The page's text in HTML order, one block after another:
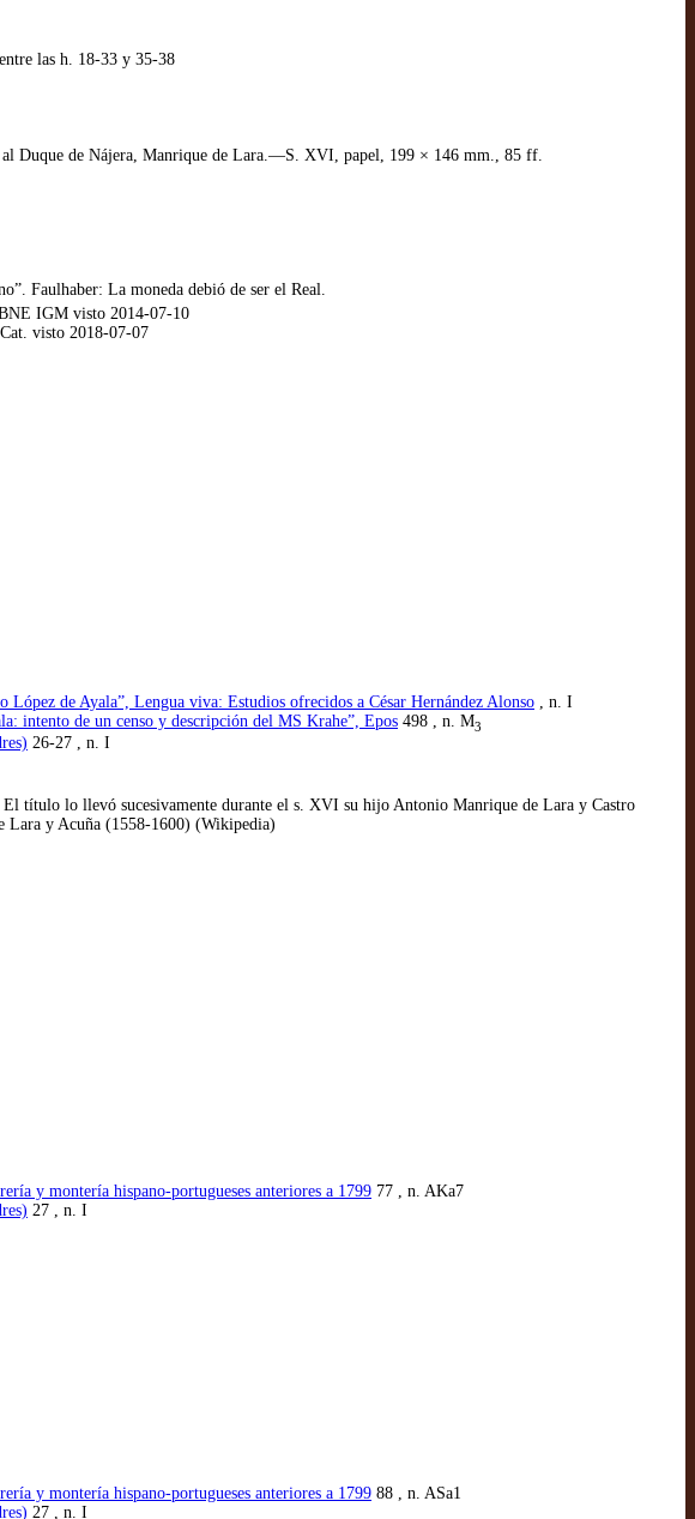
las h. 18-33 y 35-38
al Duque de Nájera, Manrique de Lara.—S. XVI, papel, 199 × 146 mm., 85 ff.
Faulhaber: La moneda debió de ser el Real.
IGM visto 2014-07-10
visto 2018-07-07
López de Ayala”, Lengua viva: Estudios ofrecidos a César Hernández Alonso , n. I
intento de un censo y descripción del MS Krahe”, Epos 498 , n. M3
26-27 , n. I
título lo llevó sucesivamente durante el s. XVI su hijo Antonio Manrique de Lara y Castro
Lara y Acuña (1558-1600) (Wikipedia)
y montería hispano-portugueses anteriores a 1799 77 , n. AKa7
27 , n. I
y montería hispano-portugueses anteriores a 1799 88 , n. ASa1
27 , n. I